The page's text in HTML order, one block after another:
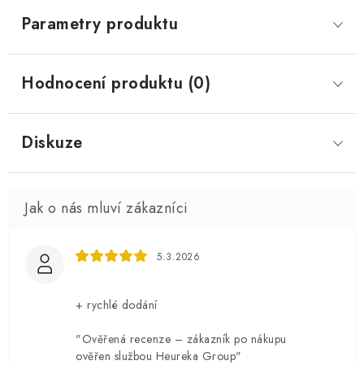
Parametry produktu
Hodnocení produktu (0)
Diskuze
5.3.2026
+ rychlé dodání
"Ověřená recenze – zákazník po nákupu
ověřen službou Heureka Group"